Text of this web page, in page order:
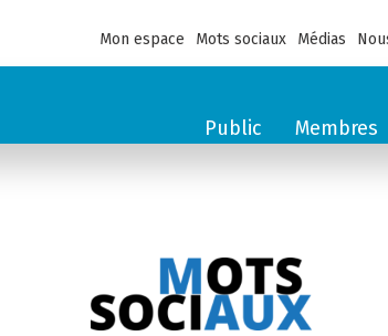
Mon espace Mots sociaux Médias
Public Membres